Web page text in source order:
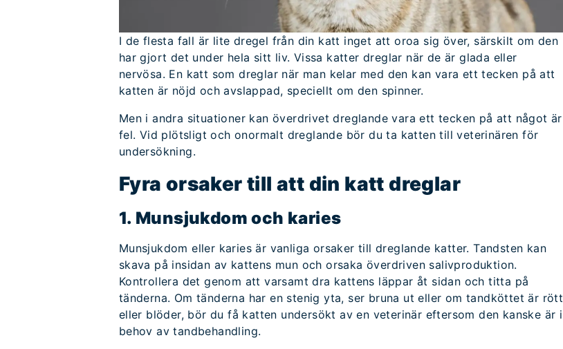
I de flesta fall är lite dregel från din katt inget att oroa sig över, särskilt om den
har gjort det under hela sitt liv. Vissa katter dreglar när de är glada eller
nervösa. En katt som dreglar när man kelar med den kan vara ett tecken på att
katten är nöjd och avslappad, speciellt om den spinner.
Men i andra situationer kan överdrivet dreglande vara ett tecken på att något är
fel. Vid plötsligt och onormalt dreglande bör du ta katten till veterinären för
undersökning.
Fyra orsaker till att din katt dreglar
1. Munsjukdom och karies
Munsjukdom eller karies är vanliga orsaker till dreglande katter. Tandsten kan
skava på insidan av kattens mun och orsaka överdriven salivproduktion.
Kontrollera det genom att varsamt dra kattens läppar åt sidan och titta på
tänderna. Om tänderna har en stenig yta, ser bruna ut eller om tandköttet är rött
eller blöder, bör du få katten undersökt av en veterinär eftersom den kanske är i
behov av tandbehandling.